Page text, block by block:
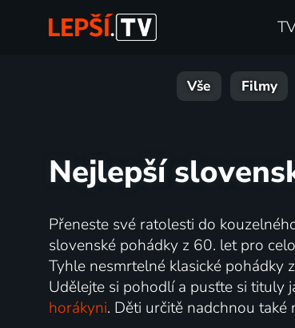
Vše Filmy
Nejlepší
Přeneste své ratolesti do
slovenské pohádky z 60. let pro
Tyhle nesmrtelné klasické pohádky
Udělejte si pohodlí a pusťte si tituly
horákyni. Děti určitě nadchnou také